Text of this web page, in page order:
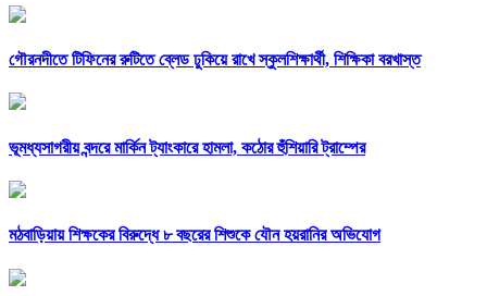
গৌরনদীতে টিফিনের রুটিতে ব্লেড ঢুকিয়ে রাখে স্কুলশিক্ষার্থী, শিক্ষিকা বরখাস্ত
ভূমধ্যসাগরীয় বন্দরে মার্কিন ট্যাংকারে হামলা, কঠোর হুঁশিয়ারি ট্রাম্পের
মঠবাড়িয়ায় শিক্ষকের বিরুদ্ধে ৮ বছরের শিশুকে যৌন হয়রানির অভিযোগ